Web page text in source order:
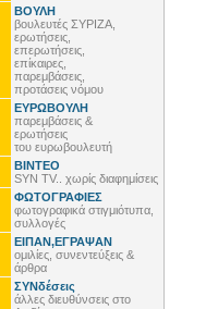
ΒΟΥΛΗ
βουλευτές ΣΥΡΙΖΑ,
ερωτήσεις,
επερωτήσεις,
επίκαιρες,
παρεμβάσεις,
προτάσεις νόμου
ΕΥΡΩΒΟΥΛΗ
παρεμβάσεις &
ερωτήσεις
του ευρωβουλευτή
ΒΙΝΤΕΟ
SYN TV.. χωρίς διαφημίσεις
ΦΩΤΟΓΡΑΦΙΕΣ
φωτογραφικά στιγμιότυπα,
συλλογές
ΕΙΠΑΝ,ΕΓΡΑΨΑΝ
ομιλίες, συνεντεύξεις &
άρθρα
ΣΥΝδέσεις
άλλες διευθύνσεις στο